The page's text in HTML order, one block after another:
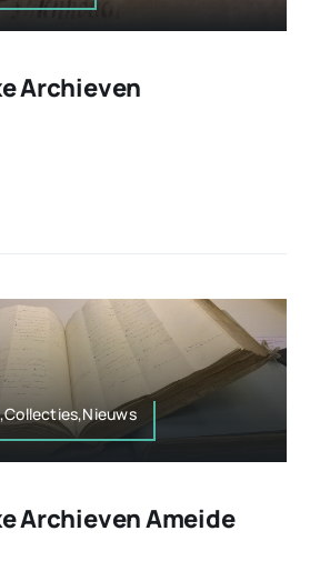
Archieven
Archieven Ameide